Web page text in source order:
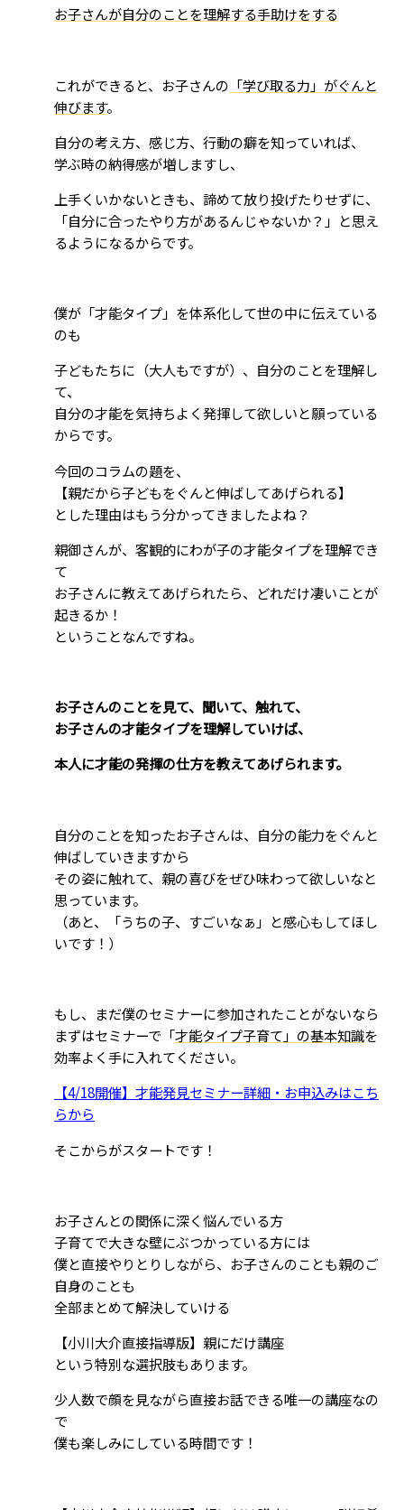
お子さんが自分のことを理解する手助けをする
これができると、お子さんの 「学び取る力」がぐんと
伸びます。
自分の考え方、感じ方、行動の癖を知っていれば、
学ぶ時の納得感が増しますし、
上手くいかないときも、諦めて放り投げたりせずに、
「自分に合ったやり方があるんじゃないか？」と思え
るようになるからです。
僕が「才能タイプ」を体系化して世の中に伝えている
のも
子どもたちに（大人もですが）、自分のことを理解し
て、
自分の才能を気持ちよく発揮して欲しいと願っている
からです。
今回のコラムの題を、
【親だから子どもをぐんと伸ばしてあげられる】
とした理由はもう分かってきましたよね？
親御さんが、客観的にわが子の才能タイプを理解でき
て
お子さんに教えてあげられたら、どれだけ凄いことが
起きるか！
ということなんですね。
お子さんのことを見て、聞いて、触れて、
お子さんの才能タイプを理解していけば、
本人に才能の発揮の仕方を教えてあげられます。
自分のことを知ったお子さんは、自分の能力をぐんと
伸ばしていきますから
その姿に触れて、親の喜びをぜひ味わって欲しいなと
思っています。
（あと、「うちの子、すごいなぁ」と感心もしてほし
いです！）
もし、まだ僕のセミナーに参加されたことがないなら
まずはセミナーで「才能タイプ子育て」の基本知識を
効率よく手に入れてください。
【4/18開催】才能発見セミナー詳細・お申込みはこち
らから
そこからがスタートです！
お子さんとの関係に深く悩んでいる方
子育てで大きな壁にぶつかっている方には
僕と直接やりとりしながら、お子さんのことも親のご
自身のことも
全部まとめて解決していける
【小川大介直接指導版】親にだけ講座
という特別な選択肢もあります。
少人数で顔を見ながら直接お話できる唯一の講座なの
で
僕も楽しみにしている時間です！